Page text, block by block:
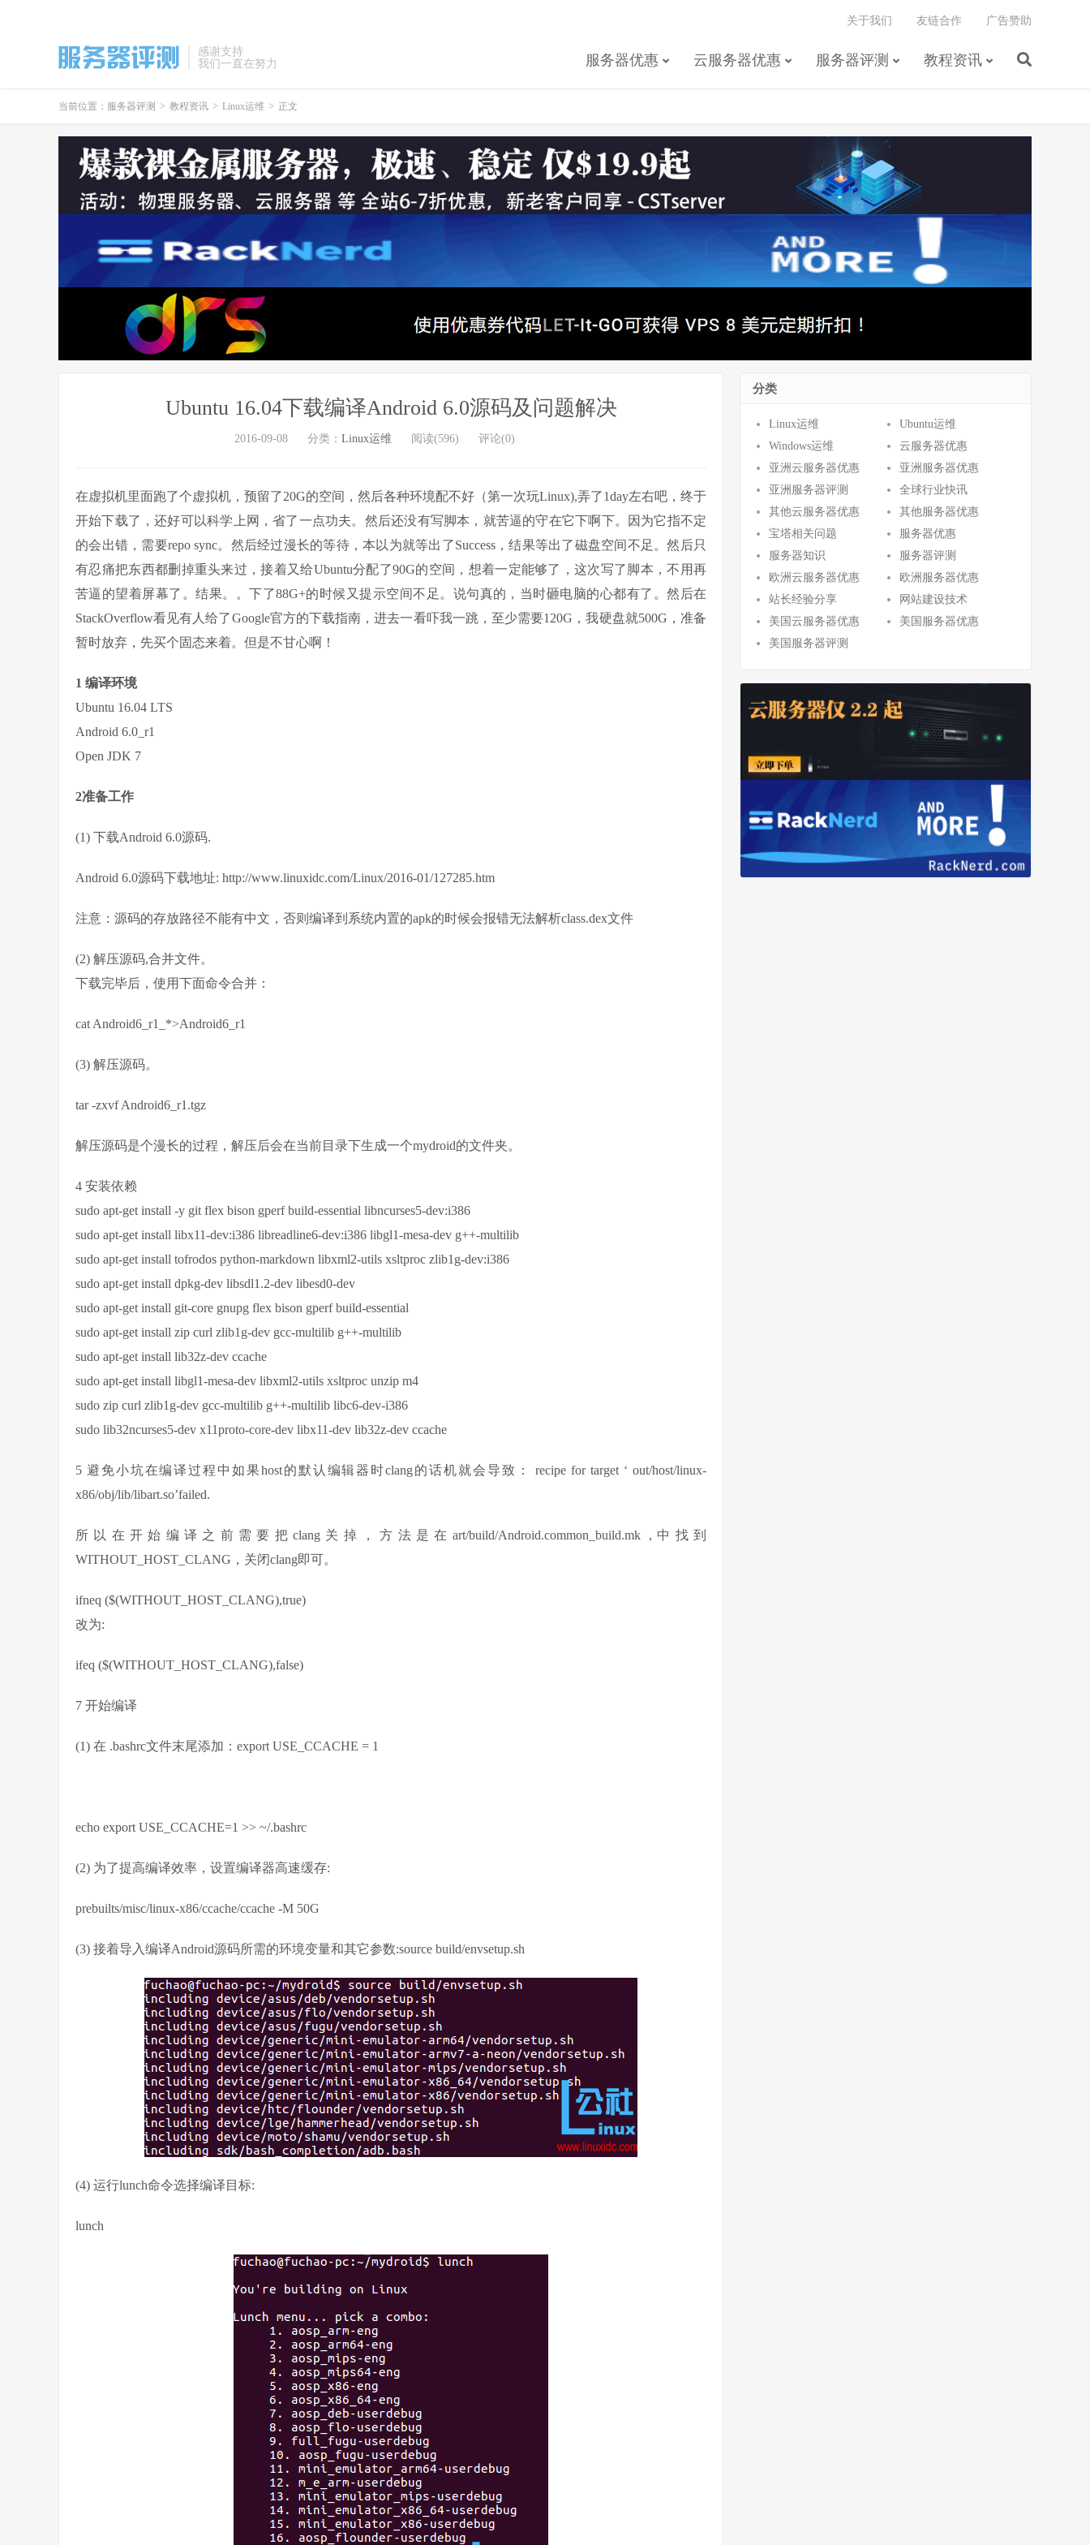
感谢支持
我们一直在努力
服务器优惠 云服务器优惠 服务器评测 教程资讯
关于我们 友链合作 广告赞助
当前位置： 服务器评测 > 教程资讯 > Linux运维 > 正文
Ubuntu 16.04下载编译Android 6.0源码及问题解决
2016-09-08 分类： Linux运维 阅读(596) 评论(0)
在虚拟机里面跑了个虚拟机，预留了20G的空间，然后各种环境配不好（第一次玩Linux),弄了1day左右吧，终于
开始下载了，还好可以科学上网，省了一点功夫。然后还没有写脚本，就苦逼的守在它下啊下。因为它指不定
的会出错，需要repo sync。然后经过漫长的等待，本以为就等出了Success，结果等出了磁盘空间不足。然后只
有忍痛把东西都删掉重头来过，接着又给Ubuntu分配了90G的空间，想着一定能够了，这次写了脚本，不用再
苦逼的望着屏幕了。结果。。下了88G+的时候又提示空间不足。说句真的，当时砸电脑的心都有了。然后在
StackOverflow看见有人给了Google官方的下载指南，进去一看吓我一跳，至少需要120G，我硬盘就500G，准备
暂时放弃，先买个固态来着。但是不甘心啊！
1 编译环境
Ubuntu 16.04 LTS
Android 6.0_r1
Open JDK 7
2准备工作
(1) 下载Android 6.0源码.
Android 6.0源码下载地址: http://www.linuxidc.com/Linux/2016-01/127285.htm
注意：源码的存放路径不能有中文，否则编译到系统内置的apk的时候会报错无法解析class.dex文件
(2) 解压源码,合并文件。
下载完毕后，使用下面命令合并：
cat Android6_r1_*>Android6_r1
(3) 解压源码。
tar -zxvf Android6_r1.tgz
解压源码是个漫长的过程，解压后会在当前目录下生成一个mydroid的文件夹。
4 安装依赖
sudo apt-get install -y git flex bison gperf build-essential libncurses5-dev:i386
sudo apt-get install libx11-dev:i386 libreadline6-dev:i386 libgl1-mesa-dev g++-multilib
sudo apt-get install tofrodos python-markdown libxml2-utils xsltproc zlib1g-dev:i386
sudo apt-get install dpkg-dev libsdl1.2-dev libesd0-dev
sudo apt-get install git-core gnupg flex bison gperf build-essential
sudo apt-get install zip curl zlib1g-dev gcc-multilib g++-multilib
sudo apt-get install lib32z-dev ccache
sudo apt-get install libgl1-mesa-dev libxml2-utils xsltproc unzip m4
sudo zip curl zlib1g-dev gcc-multilib g++-multilib libc6-dev-i386
sudo lib32ncurses5-dev x11proto-core-dev libx11-dev lib32z-dev ccache
5 避免小坑在编译过程中如果host的默认编辑器时clang的话机就会导致： recipe for target ‘ out/host/linux-
x86/obj/lib/libart.so’failed.
所以在开始编译之前需要把clang关掉，方法是在art/build/Android.common_build.mk ,中找到
WITHOUT_HOST_CLANG，关闭clang即可。
ifneq ($(WITHOUT_HOST_CLANG),true)
改为:
ifeq ($(WITHOUT_HOST_CLANG),false)
7 开始编译
(1) 在 .bashrc文件末尾添加：export USE_CCACHE = 1
echo export USE_CCACHE=1 >> ~/.bashrc
(2) 为了提高编译效率，设置编译器高速缓存:
prebuilts/misc/linux-x86/ccache/ccache -M 50G
(3) 接着导入编译Android源码所需的环境变量和其它参数:source build/envsetup.sh
(4) 运行lunch命令选择编译目标:
lunch
分类
Linux运维
Ubuntu运维
Windows运维
云服务器优惠
亚洲云服务器优惠
亚洲服务器优惠
亚洲服务器评测
全球行业快讯
其他云服务器优惠
其他服务器优惠
宝塔相关问题
服务器优惠
服务器知识
服务器评测
欧洲云服务器优惠
欧洲服务器优惠
站长经验分享
网站建设技术
美国云服务器优惠
美国服务器优惠
美国服务器评测